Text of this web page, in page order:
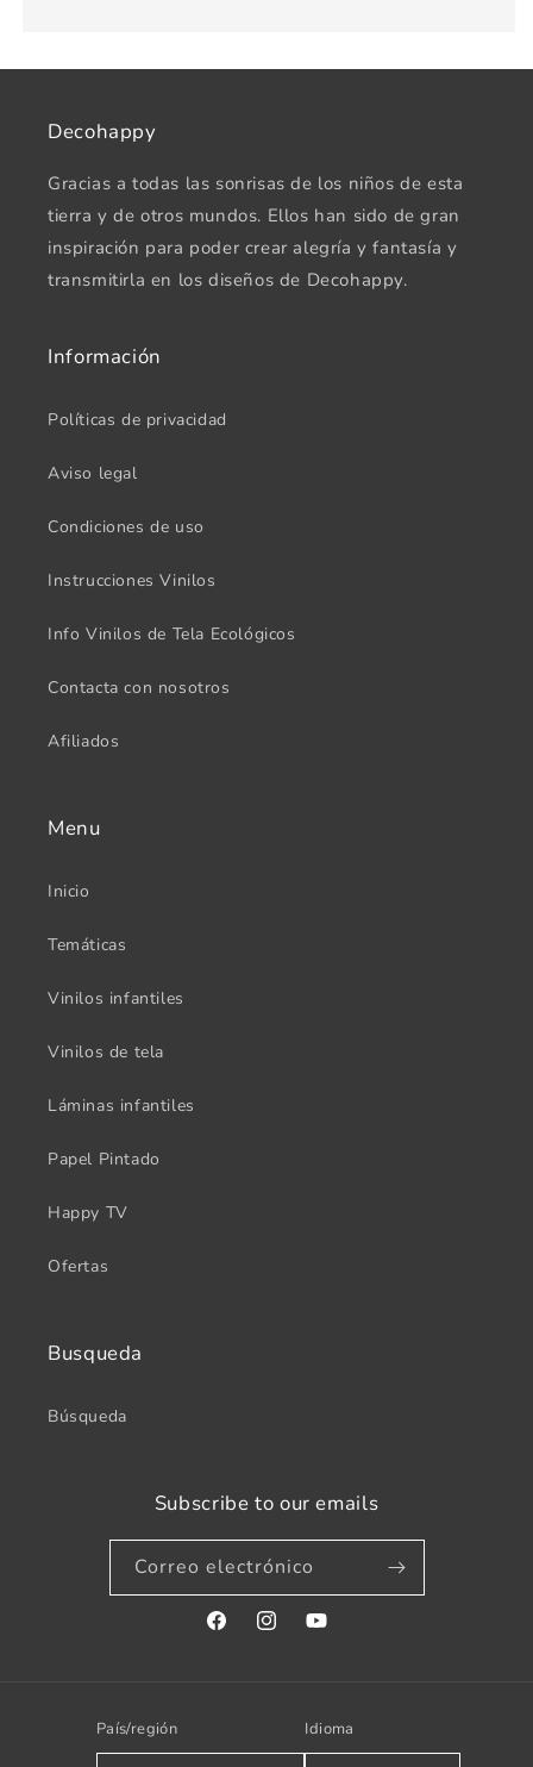
Decohappy
Gracias a todas las sonrisas de los niños de esta
tierra y de otros mundos. Ellos han sido de gran
inspiración para poder crear alegría y fantasía y
transmitirla en los diseños de Decohappy.
Información
Políticas de privacidad
Aviso legal
Condiciones de uso
Instrucciones Vinilos
Info Vinilos de Tela Ecológicos
Contacta con nosotros
Afiliados
Menu
Inicio
Temáticas
Vinilos infantiles
Vinilos de tela
Láminas infantiles
Papel Pintado
Happy TV
Ofertas
Busqueda
Búsqueda
Subscribe to our emails
Correo electrónico
FacebookInstagramYouTube
País/región Idioma